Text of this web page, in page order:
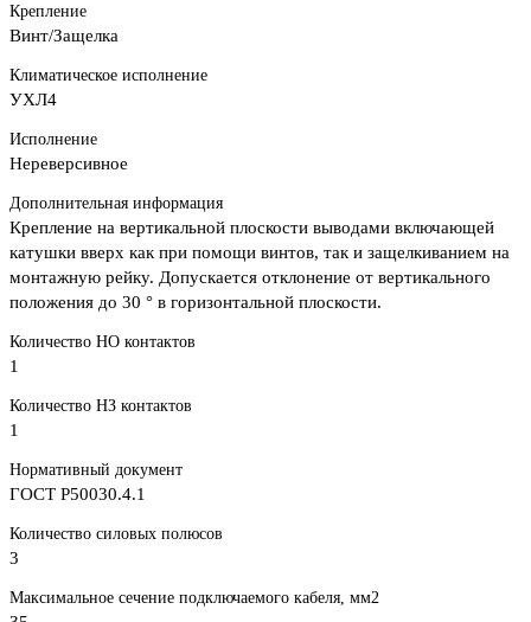
Крепление
Винт/Защелка
Климатическое исполнение
УХЛ4
Исполнение
Нереверсивное
Дополнительная информация
Крепление на вертикальной плоскости выводами включающей
катушки вверх как при помощи винтов, так и защелкиванием на
монтажную рейку. Допускается отклонение от вертикального
положения до 30 ° в горизонтальной плоскости.
Количество НО контактов
1
Количество НЗ контактов
1
Нормативный документ
ГОСТ Р50030.4.1
Количество силовых полюсов
3
Максимальное сечение подключаемого кабеля, мм2